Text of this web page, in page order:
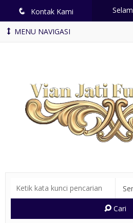
q Kontak Kami
MENU NAVIGASI
Cari